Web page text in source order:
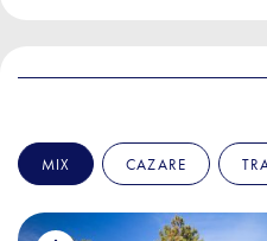
MIX CAZARE